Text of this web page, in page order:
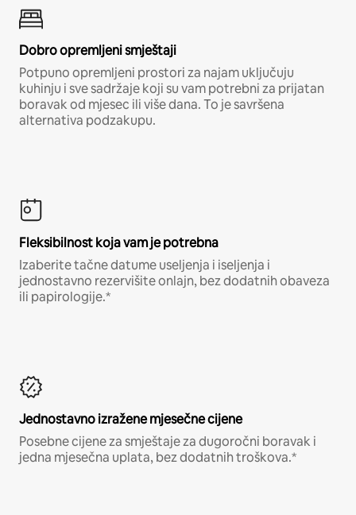
Dobro opremljeni smještaji
Potpuno opremljeni prostori za najam uključuju
kuhinju i sve sadržaje koji su vam potrebni za prijatan
boravak od mjesec ili više dana. To je savršena
alternativa podzakupu.
Fleksibilnost koja vam je potrebna
Izaberite tačne datume useljenja i iseljenja i
jednostavno rezervišite onlajn, bez dodatnih obaveza
ili papirologije.*
Jednostavno izražene mjesečne cijene
Posebne cijene za smještaje za dugoročni boravak i
jedna mjesečna uplata, bez dodatnih troškova.*